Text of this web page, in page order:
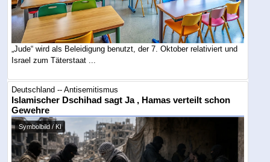
„Jude“ wird als Beleidigung benutzt, der 7. Oktober relativiert und
Israel zum Täterstaat ...
Deutschland -- Antisemitismus
Islamischer Dschihad sagt Ja , Hamas verteilt schon
Gewehre
Symbolbild / KI